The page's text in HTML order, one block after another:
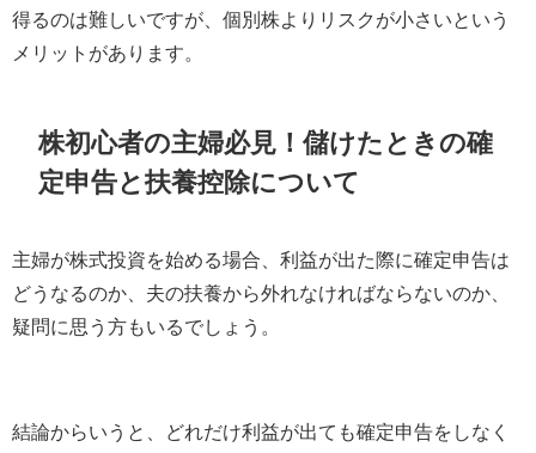
得るのは難しいですが、個別株よりリスクが小さいという
メリットがあります。
株初心者の主婦必見！儲けたときの確
定申告と扶養控除について
主婦が株式投資を始める場合、利益が出た際に確定申告は
どうなるのか、夫の扶養から外れなければならないのか、
疑問に思う方もいるでしょう。
結論からいうと、どれだけ利益が出ても確定申告をしなく